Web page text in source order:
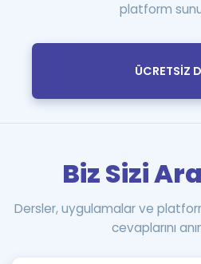
platform
ÜCRETSİZ
Biz Sizi
Dersler, uygulamalar ve platform
cevaplarını